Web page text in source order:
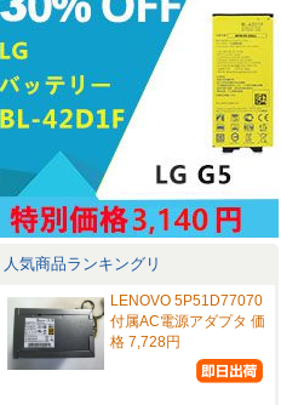
人気商品ランキングリ
LENOVO 5P51D77070
付属AC電源アダプタ 価
格 7,728円